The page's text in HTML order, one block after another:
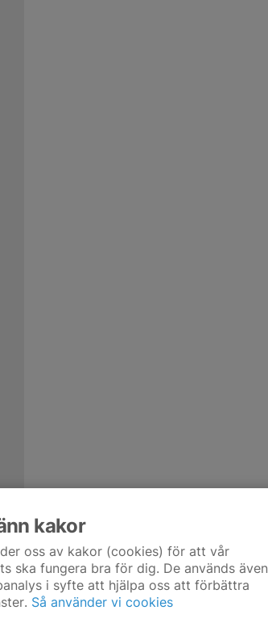
kakor
oss av kakor (cookies) för att vår
ska fungera bra för dig. De används även
i syfte att hjälpa oss att förbättra
Så använder vi cookies